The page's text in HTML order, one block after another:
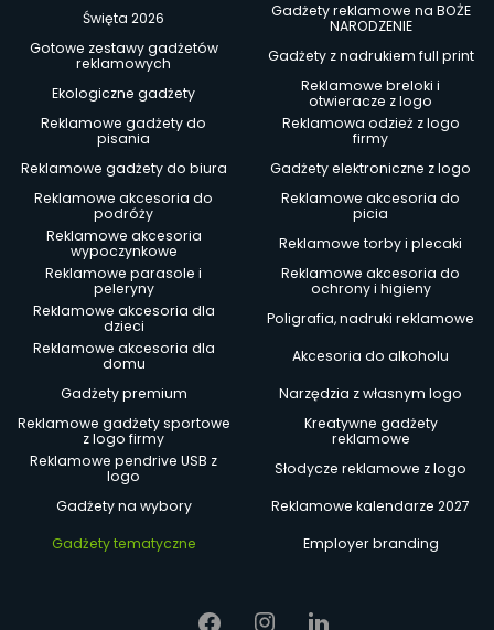
Święta 2026
Gadżety reklamowe na BOŻE
NARODZENIE
Gotowe zestawy gadżetów
reklamowych
Gadżety z nadrukiem full print
Ekologiczne gadżety
Reklamowe breloki i
otwieracze z logo
Reklamowe gadżety do
pisania
Reklamowa odzież z logo
firmy
Reklamowe gadżety do biura
Gadżety elektroniczne z logo
Reklamowe akcesoria do
podróży
Reklamowe akcesoria do
picia
Reklamowe akcesoria
wypoczynkowe
Reklamowe torby i plecaki
Reklamowe parasole i
peleryny
Reklamowe akcesoria do
ochrony i higieny
Reklamowe akcesoria dla
dzieci
Poligrafia, nadruki reklamowe
Reklamowe akcesoria dla
domu
Akcesoria do alkoholu
Gadżety premium
Narzędzia z własnym logo
Reklamowe gadżety sportowe
z logo firmy
Kreatywne gadżety
reklamowe
Reklamowe pendrive USB z
logo
Słodycze reklamowe z logo
Gadżety na wybory
Reklamowe kalendarze 2027
Gadżety tematyczne
Employer branding